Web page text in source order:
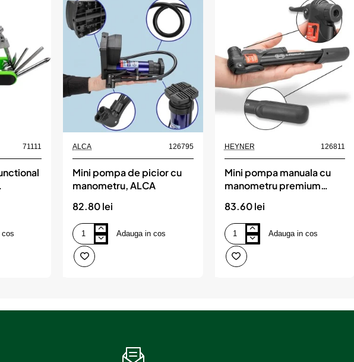
71111
cos
ALCA 126795
Mini pompa de picior cu
manometru, ALCA
82.80 lei
Mini
pompa
de
picior
Adauga in cos
HEYNER 126811
Mini pompa manuala cu
manometru premium
83.60 lei
Mini
pompa
manuala
cu
HEYNER
Adauga in cos